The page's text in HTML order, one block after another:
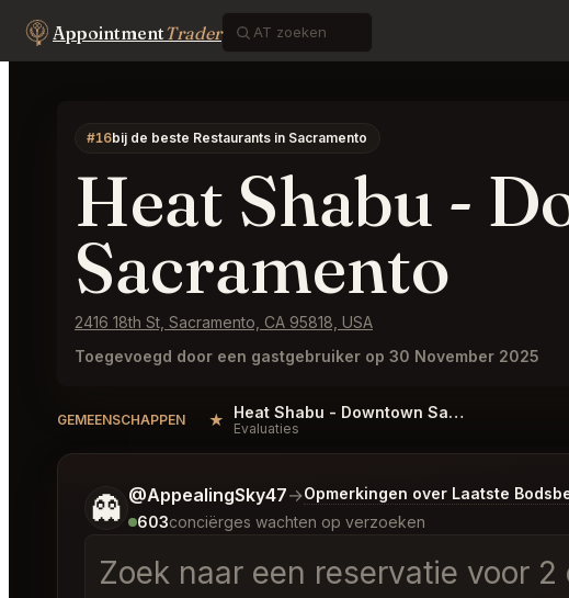
AppointmentTrader
#16bij de beste Restaurants in Sacramento
Heat Shabu -
Sacramento
2416 18th St, Sacramento, CA 95818, USA
Toegevoegd door een gastgebruiker op 30 November 2025
GEMEENSCHAPPEN ★ Heat Shabu - Downtown Sacramento Reviews
Evaluaties
👻 @AppealingSky47→Opmerkingen over Laatste
603conciërges wachten op verzoeken
Zoek naar een reservatie voor 2
Vertel me wat je wilt.